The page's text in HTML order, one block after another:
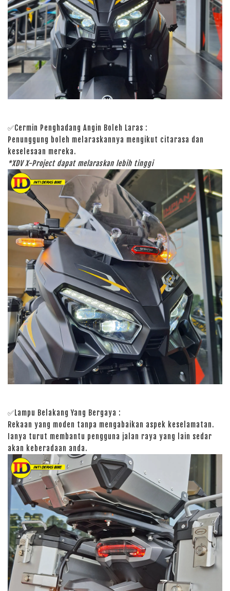
✅Cermin Penghadang Angin Boleh Laras :
Penunggung boleh melaraskannya mengikut citarasa dan
keselesaan mereka.
*XDV X-Project dapat melaraskan lebih tinggi
✅Lampu Belakang Yang Bergaya :
Rekaan yang moden tanpa mengabaikan aspek keselamatan.
Ianya turut membantu pengguna jalan raya yang lain sedar
akan keberadaan anda.